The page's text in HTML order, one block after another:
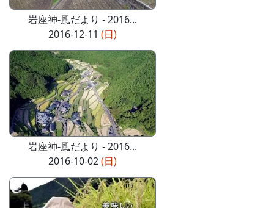
岩座神-風だより - 2016...
2016-12-11 (日)
岩座神-風だより - 2016...
2016-10-02(日)